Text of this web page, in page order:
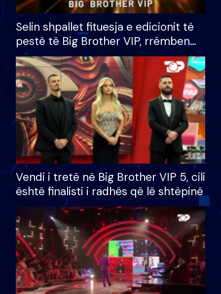
Selin shpallet fituesja e edicionit të
pestë të Big Brother VIP, rrëmben
çmimin e madh prej 100 mijë eurosh
Vendi i tretë në Big Brother VIP 5, cili
është finalisti i radhës që lë shtëpinë